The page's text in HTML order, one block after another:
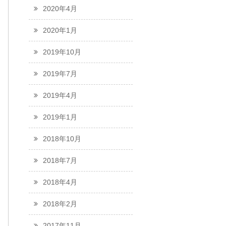
2020年4月
2020年1月
2019年10月
2019年7月
2019年4月
2019年1月
2018年10月
2018年7月
2018年4月
2018年2月